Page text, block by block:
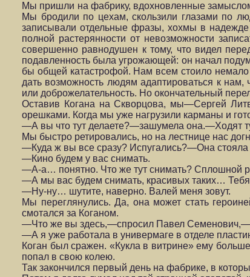
Мы пришли на фабрику, вдохновленные
Мы бродили по цехам, скользили глазами по
записывали отдельные фразы, хохмы в
полной растерянности от невозможности
совершенно равнодушен к тому, что видел
подавленность была угрожающей: он начал
бы общей катастрофой. Нам всем стоило немало
дать возможность людям адаптироваться к
или доброжелательность. Но окончательный
Оставив Когана на Скворцова, мы—Сергей
орешками. Когда мы уже нагрузили карманы и
—А вы что тут делаете?—зашумела она.—Ходят
Мы быстро ретировались, но на лестнице нас
—Куда ж вы все сразу? Испугались?—Она
—Кино будем у вас снимать.
—А-а… понятно. Что же тут снимать? Сплошной
—А мы вас будем снимать, красивых таких… Тебя
—Ну-ну… шутите, наверно. Валей меня зовут.
Мы переглянулись. Да, она может стать
смотался за Коганом.
—Что же вы здесь,—спросил Павел
—А я уже работала в универмаге в отделе
Коган был сражен. «Кукла в витрине» ему
попал в свою колею.
Так закончился первый день на фабрике, в